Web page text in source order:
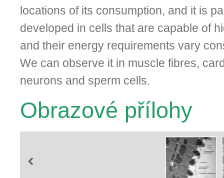
locations of its consumption, and it is
developed in cells that are ca­pable of
and their energy requirements vary
We can observe it in muscle fibres,
neurons and sperm cells.
Obrazové přílohy